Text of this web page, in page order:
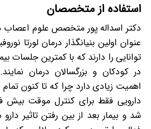
استفاده از متخصصان
دکتر اسداله پور متخصص علوم
عنوان اولین بنیانگذار درمان لورتا
توانایی را دارند که با کمترین جلسات
در کودکان و بزرگسالان درمان
اهمیت زیادی دارد چرا که تا کنون
دارویی فقط برای کنترل موقت بیش
شد و بیمار بعد از بین رفتن تاثیر